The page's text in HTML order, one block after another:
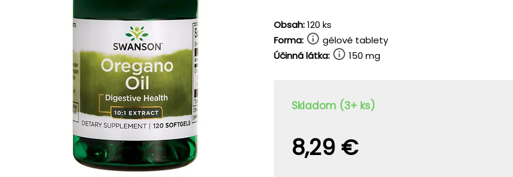
Obsah:120 ks
Forma:
gélové tablety
Účinná látka:
150 mg
Skladom (3+ ks)
8,29 €